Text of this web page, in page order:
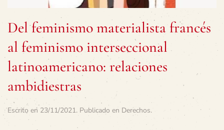
Del feminismo materialista francés
al feminismo interseccional
latinoamericano: relaciones
ambidiestras
Escrito en 23/11/2021. Publicado en Derechos.